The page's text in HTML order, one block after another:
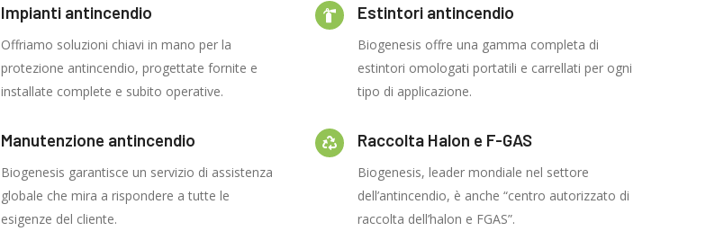
Impianti antincendio
Offriamo soluzioni chiavi in mano per la
protezione antincendio, progettate fornite e
installate complete e subito operative.
Manutenzione antincendio
Biogenesis garantisce un servizio di assistenza
globale che mira a rispondere a tutte le
esigenze del cliente.
Estintori antincendio
Biogenesis offre una gamma completa di
estintori omologati portatili e carrellati per ogni
tipo di applicazione.
Raccolta Halon e F-GAS
Biogenesis, leader mondiale nel settore
dell’antincendio, è anche “centro autorizzato di
raccolta dell’halon e FGAS”.